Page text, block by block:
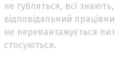
не губляться, всі
відповідальний
не перевантажується
стосуються.